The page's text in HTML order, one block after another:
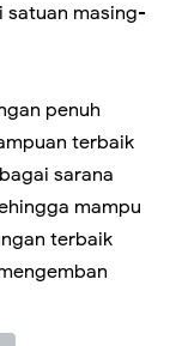
satuan masing-
penuh
terbaik
sarana
mampu
terbaik